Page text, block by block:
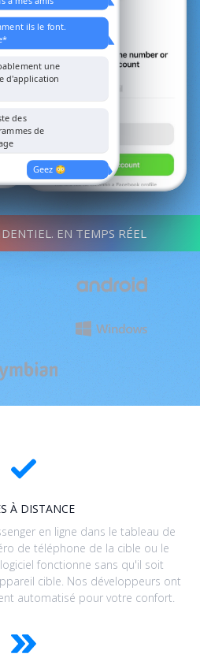
ils le font.
une
d'application
des
de
Geez 😳
EN TEMPS RÉEL
À DISTANCE
en ligne dans le tableau de
de téléphone de la cible ou le
fonctionne sans qu'il soit
cible. Nos développeurs ont
automatisé pour votre confort.